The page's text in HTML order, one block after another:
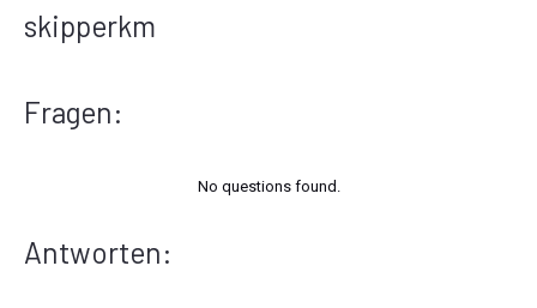
skipperkm
Fragen:
No questions found.
Antworten: